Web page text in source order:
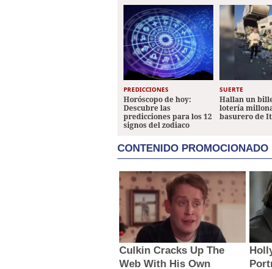
PREDICCIONES
Horóscopo de hoy:
Descubre las
predicciones para los 12
signos del zodiaco
SUERTE
Hallan un
lotería
basurero de
CONTENIDO PROMOCIONADO
Culkin Cracks Up The
Web With His Own